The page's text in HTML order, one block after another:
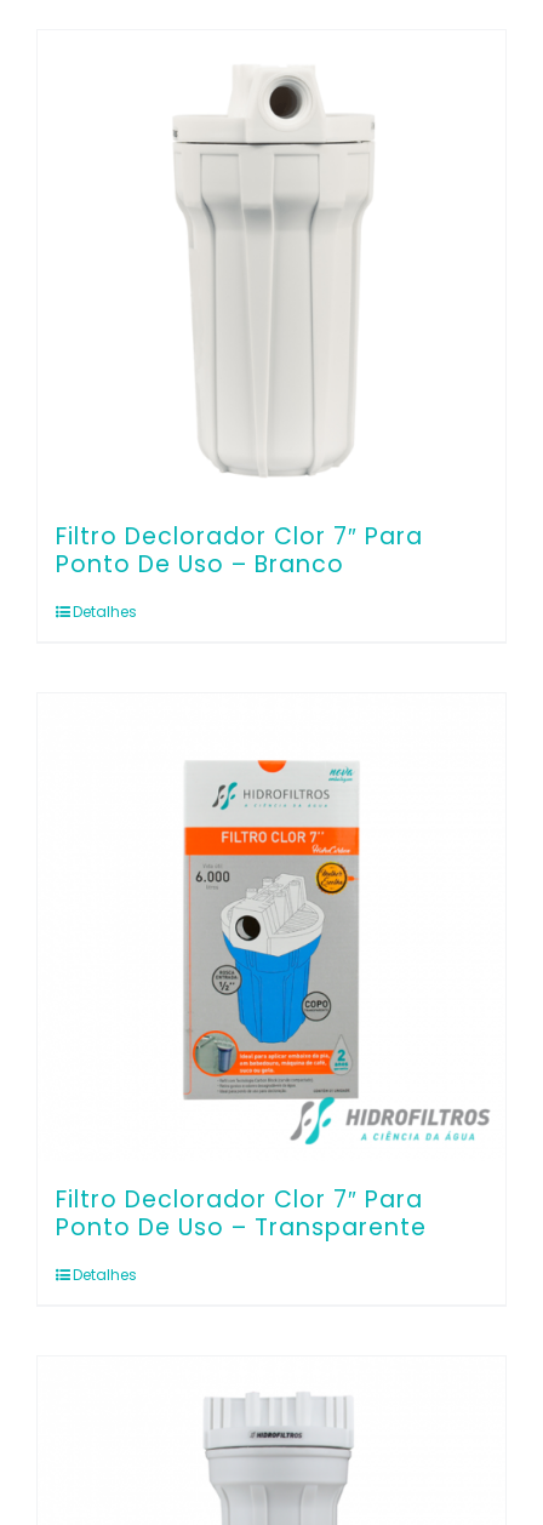
Filtro Declorador Clor 7″ Para
Ponto De Uso – Branco
Detalhes
Filtro Declorador Clor 7″ Para
Ponto De Uso – Transparente
Detalhes